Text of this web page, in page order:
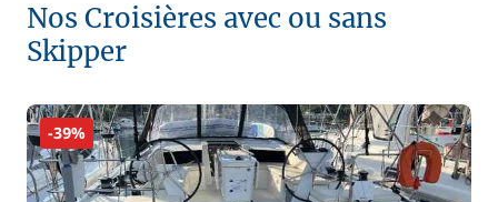
Nos Croisières avec ou sans
Skipper
-39%